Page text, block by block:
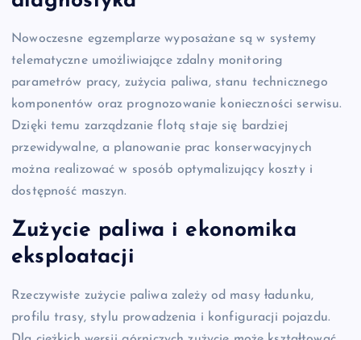
Nowoczesne egzemplarze wyposażane są w systemy
telematyczne umożliwiające zdalny monitoring
parametrów pracy, zużycia paliwa, stanu technicznego
komponentów oraz prognozowanie konieczności serwisu.
Dzięki temu zarządzanie flotą staje się bardziej
przewidywalne, a planowanie prac konserwacyjnych
można realizować w sposób optymalizujący koszty i
dostępność maszyn.
Zużycie paliwa i ekonomika
eksploatacji
Rzeczywiste zużycie paliwa zależy od masy ładunku,
profilu trasy, stylu prowadzenia i konfiguracji pojazdu.